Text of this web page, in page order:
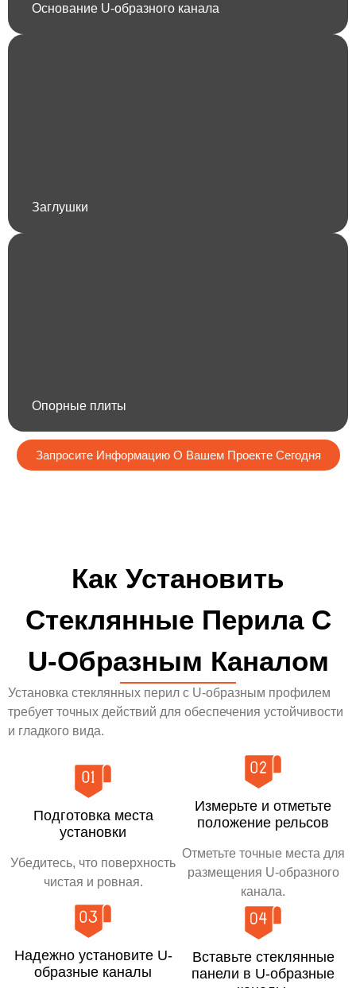
Основание U-образного канала
Заглушки
Опорные плиты
Запросите Информацию О Вашем Проекте Сегодня
Как Установить
Стеклянные Перила С
U-Образным Каналом
Установка стеклянных перил с U-образным профилем
требует точных действий для обеспечения устойчивости
и гладкого вида.
Подготовка места
установки
Убедитесь, что поверхность
чистая и ровная.
Измерьте и отметьте
положение рельсов
Отметьте точные места для
размещения U-образного
канала.
Надежно установите U-
образные каналы
Вставьте стеклянные
панели в U-образные